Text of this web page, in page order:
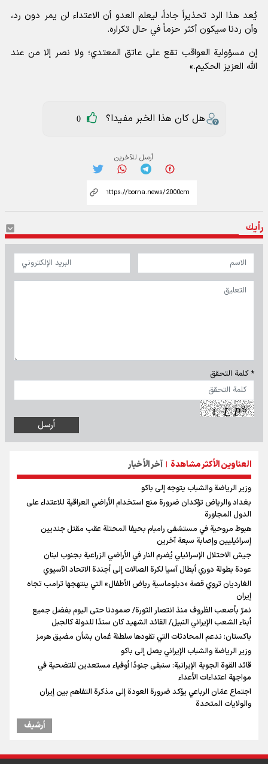
يُعد هذا الرد تحذيراً جاداً، ليعلم العدو أن الاعتداء لن يمر دون رد،
وأن ردنا سيكون أكثر حزماً في حال تكراره.
إن مسؤولية العواقب تقع على عاتق المعتدي؛ ولا نصر إلا من عند
الله العزيز الحكيم.»
هل كان هذا الخبر مفيدا؟ 0
أرسل للآخرين
رأيك
* كلمة التحقق
العناوين الأكثر مشاهدة | آخر الأخبار
وزير الرياضة والشباب يتوجه إلى باكو
بغداد والرياض تؤكدان ضرورة منع استخدام الأراضي العراقية للاعتداء على
الدول المجاورة
هبوط مروحية في مستشفى رامبام بحيفا المحتلة عقب مقتل جنديين
إسرائيليين وإصابة سبعة آخرين
جيش الاحتلال الإسرائيلي يُضرم النار في الأراضي الزراعية بجنوب لبنان
عودة بطولة دوري أبطال آسيا لكرة الصالات إلى أجندة الاتحاد الآسيوي
الغارديان تروي قصة «دبلوماسية رياض الأطفال» التي ينتهجها ترامب تجاه
إيران
نمرّ بأصعب الظروف منذ انتصار الثورة/ صمودنا حتى اليوم بفضل جميع
أبناء الشعب الإيراني النبيل/ القائد الشهيد كان سندًا للدولة كالجبل
باكستان: ندعم المحادثات التي تقودها سلطنة عُمان بشأن مضيق هرمز
وزير الرياضة والشباب الإيراني يصل إلى باكو
قائد القوة الجوية الإيرانية: سنبقى جنودًا أوفياء مستعدين للتضحية في
مواجهة اعتداءات الأعداء
اجتماع عمّان الرباعي يؤكد ضرورة العودة إلى مذكرة التفاهم بين إيران
والولايات المتحدة
أرشیف